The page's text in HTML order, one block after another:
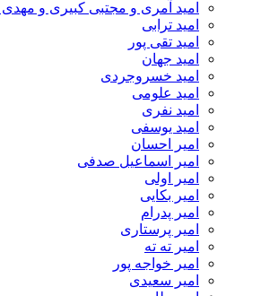
امید آمری و مجتبی کبیری و
امید ترابی
امید تقی پور
امید جهان
امید خسروجردی
امید علومی
امید نفری
امید یوسفی
امیر احسان
امیر اسماعیل صدفی
امیر اولی
امیر بکایی
امیر پدرام
امیر پرستاری
امیر ته ته
امیر خواجه پور
امیر سعیدی